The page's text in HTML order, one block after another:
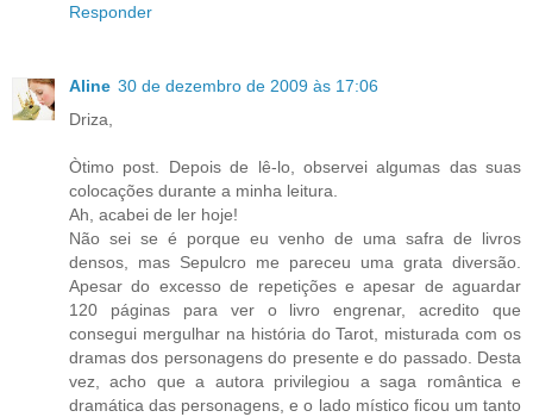
Responder
Aline 30 de dezembro de 2009 às 17:06
Driza,
Òtimo post. Depois de lê-lo, observei algumas das suas
colocações durante a minha leitura.
Ah, acabei de ler hoje!
Não sei se é porque eu venho de uma safra de livros
densos, mas Sepulcro me pareceu uma grata diversão.
Apesar do excesso de repetições e apesar de aguardar
120 páginas para ver o livro engrenar, acredito que
consegui mergulhar na história do Tarot, misturada com os
dramas dos personagens do presente e do passado. Desta
vez, acho que a autora privilegiou a saga romântica e
dramática das personagens, e o lado místico ficou um tanto